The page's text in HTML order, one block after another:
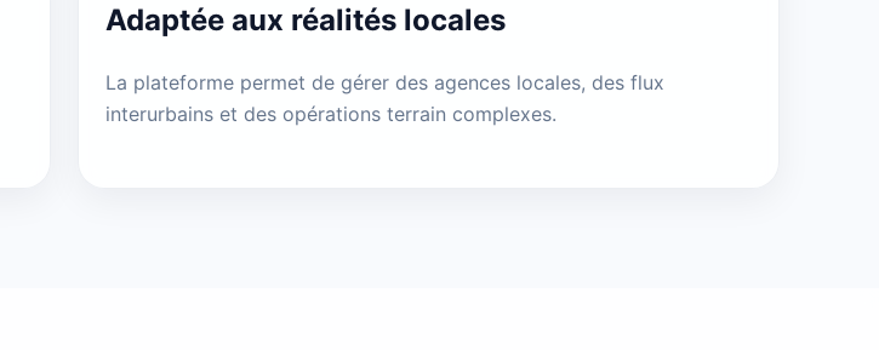
Adaptée aux réalités locales
La plateforme permet de gérer des agences locales, des flux
interurbains et des opérations terrain complexes.